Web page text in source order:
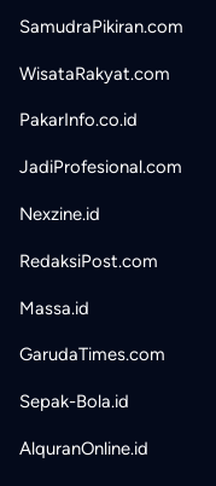
SamudraPikiran.com
WisataRakyat.com
PakarInfo.co.id
JadiProfesional.com
Nexzine.id
RedaksiPost.com
Massa.id
GarudaTimes.com
Sepak-Bola.id
AlquranOnline.id